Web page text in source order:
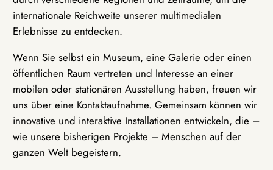
internationale Reichweite unserer multimedialen
Erlebnisse zu entdecken.
Wenn Sie selbst ein Museum, eine Galerie oder einen
öffentlichen Raum vertreten und Interesse an einer
mobilen oder stationären Ausstellung haben, freuen wir
uns über eine Kontaktaufnahme. Gemeinsam können wir
innovative und interaktive Installationen entwickeln, die –
wie unsere bisherigen Projekte – Menschen auf der
ganzen Welt begeistern.